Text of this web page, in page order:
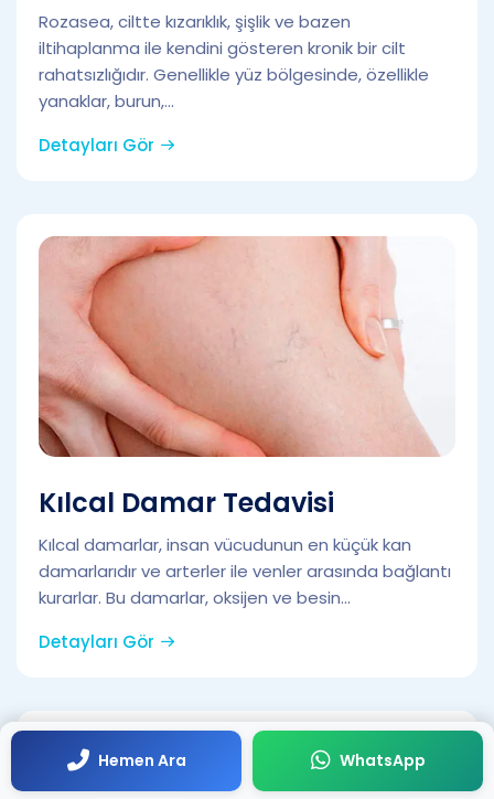
Rozasea, ciltte kızarıklık, şişlik ve bazen
iltihaplanma ile kendini gösteren kronik bir cilt
rahatsızlığıdır. Genellikle yüz bölgesinde, özellikle
yanaklar, burun,...
Detayları Gör
Kılcal Damar Tedavisi
Kılcal damarlar, insan vücudunun en küçük kan
damarlarıdır ve arterler ile venler arasında bağlantı
kurarlar. Bu damarlar, oksijen ve besin...
Detayları Gör
Hemen Ara WhatsApp